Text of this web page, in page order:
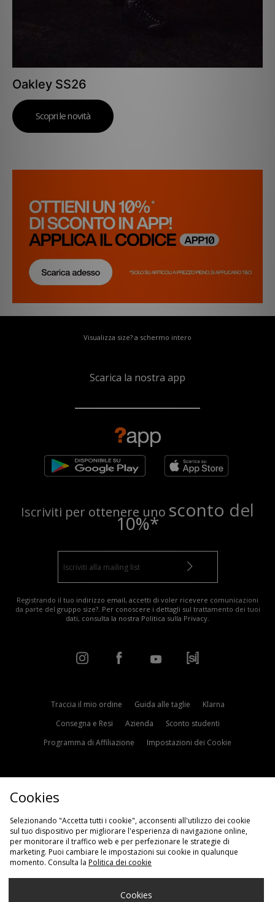
Oakley SS26
Scopri le novità
Visualizza size? a schermo intero
Scarica la nostra app
Iscriviti per ottenere uno sconto del
10%*
Registrando il tuo indirizzo email, accetti di voler ricevere comunicazioni
da parte del gruppo size?. Per conoscere i dettagli sul trattamento dei tuoi
dati, consulta la nostra Politica sulla Privacy.
Traccia il mio ordine Guida alle taglie
Klarna
Consegna e Resi
Azienda
Sconto studenti
Programma di Affiliazione
Impostazioni dei Cookie
Scegli Il Tuo Paese
Cookies
Selezionando "Accetta tutti i cookie", acconsenti all'utilizzo dei cookie
sul tuo dispositivo per migliorare l'esperienza di navigazione online,
per monitorare il traffico web e per perfezionare le strategie di
marketing. Puoi cambiare le impostazioni sui cookie in qualunque
momento. Consulta la Politica dei cookie
Cookies